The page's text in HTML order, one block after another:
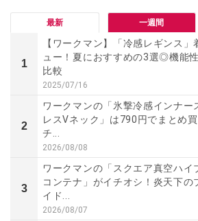
最新 一週間
1
【ワークマン】「冷感レギンス」
ュー！夏におすすめの3選◎機能
比較
2025/07/16
2
ワークマンの「氷撃冷感インナー
レスVネック」は790円でまとめ
チ...
2026/08/08
3
ワークマンの「スクエア真空ハイ
コンテナ」がイチオシ！炎天下の
イド...
2026/08/07